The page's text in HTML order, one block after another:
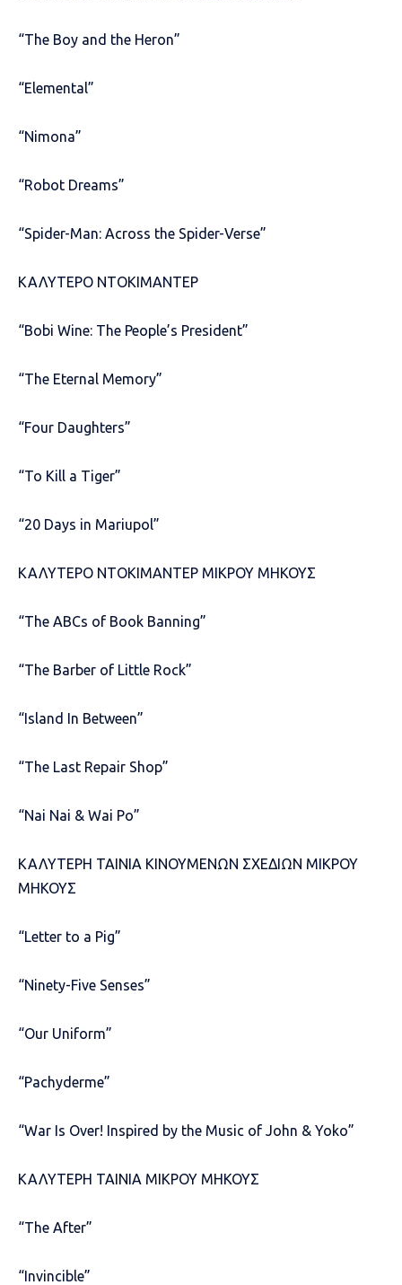
“The Boy and the Heron”
“Elemental”
“Nimona”
“Robot Dreams”
“Spider-Man: Across the Spider-Verse”
ΚΑΛΥΤΕΡΟ ΝΤΟΚΙΜΑΝΤΕΡ
“Bobi Wine: The People’s President”
“The Eternal Memory”
“Four Daughters”
“To Kill a Tiger”
“20 Days in Mariupol”
ΚΑΛΥΤΕΡΟ ΝΤΟΚΙΜΑΝΤΕΡ ΜΙΚΡΟΥ ΜΗΚΟΥΣ
“The ABCs of Book Banning”
“The Barber of Little Rock”
“Island In Between”
“The Last Repair Shop”
“Nai Nai & Wai Po”
ΚΑΛΥΤΕΡΗ ΤΑΙΝΙΑ ΚΙΝΟΥΜΕΝΩΝ ΣΧΕΔΙΩΝ ΜΙΚΡΟΥ
ΜΗΚΟΥΣ
“Letter to a Pig”
“Ninety-Five Senses”
“Our Uniform”
“Pachyderme”
“War Is Over! Inspired by the Music of John & Yoko”
ΚΑΛΥΤΕΡΗ ΤΑΙΝΙΑ ΜΙΚΡΟΥ ΜΗΚΟΥΣ
“The After”
“Invincible”